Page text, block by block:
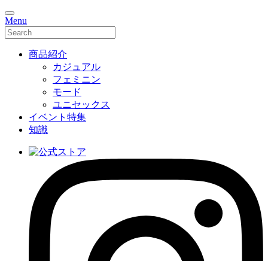
Menu
商品紹介
カジュアル
フェミニン
モード
ユニセックス
イベント特集
知識